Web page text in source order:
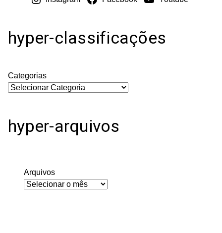
hyper-classificações
Categorias
hyper-arquivos
Arquivos